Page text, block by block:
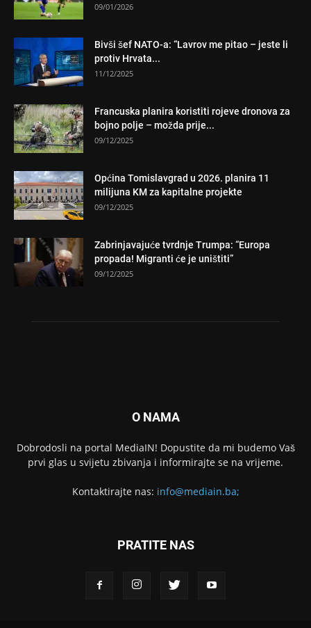
09/01/2026
Bivši šef NATO-a: “Lavrov me pitao – jeste li
protiv Hrvata...
11/12/2025
Francuska planira koristiti rojeve dronova za
bojno polje – možda prije...
09/12/2025
Općina Tomislavgrad u 2026. planira 11
milijuna KM za kapitalne projekte
09/12/2025
Zabrinjavajuće tvrdnje Trumpa: “Europa
propada! Migranti će je uništiti”
09/12/2025
O NAMA
Dobrodosli na portal MediaIN! Dopustite da mi budemo Vaš
prvi glas u svijetu zbivanja i informirajte se na vrijeme.
Kontaktirajte nas: info@mediain.ba;
PRATITE NAS